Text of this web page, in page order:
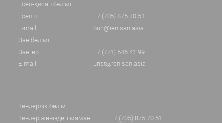
Есеп-қисап бөлімі
Есепші
+7 (705) 875 70 51
E-mail:
buh@renisan.asia
Заң бөлімі
Заңгер
+7 (771) 546 41 99
E-mail:
urist@renisan.asia
Тендерлік бөлім
Тендер жөніндегі маман
+7 (705) 875 70 51